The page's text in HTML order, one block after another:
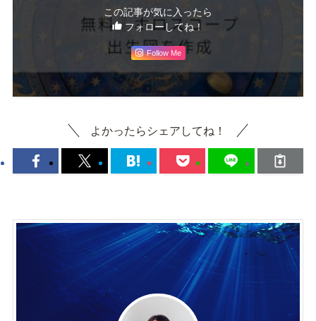
この記事が気に入ったら
フォローしてね！
Follow Me
よかったらシェアしてね！